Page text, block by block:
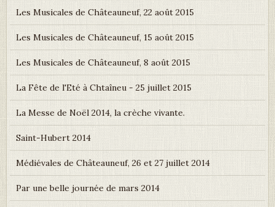
Les Musicales de Châteauneuf, 22 août 2015
Les Musicales de Châteauneuf, 15 août 2015
Les Musicales de Châteauneuf, 8 août 2015
La Fête de l'Eté à Chtaîneu - 25 juillet 2015
La Messe de Noël 2014, la crèche vivante.
Saint-Hubert 2014
Médiévales de Châteauneuf, 26 et 27 juillet 2014
Par une belle journée de mars 2014